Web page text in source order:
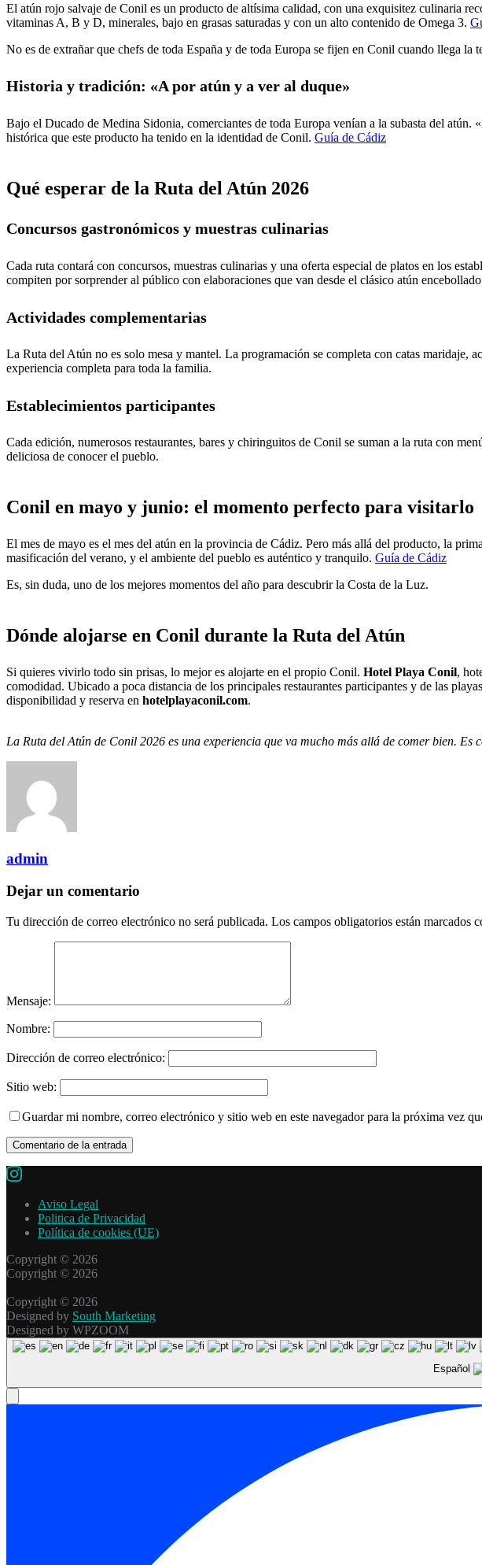
El atún rojo salvaje de Conil es un producto de altísima calidad, con una exquisitez culinaria
vitaminas A, B y D, minerales, bajo en grasas saturadas y con un alto contenido de Omega 3.
No es de extrañar que chefs de toda España y de toda Europa se fijen en Conil cuando llega
Historia y tradición: «A por atún y a ver al duque»
Bajo el Ducado de Medina Sidonia, comerciantes de toda Europa venían a la subasta del
histórica que este producto ha tenido en la identidad de Conil. Guía de Cádiz
Qué esperar de la Ruta del Atún 2026
Concursos gastronómicos y muestras culinarias
Cada ruta contará con concursos, muestras culinarias y una oferta especial de platos en los
compiten por sorprender al público con elaboraciones que van desde el clásico atún
Actividades complementarias
La Ruta del Atún no es solo mesa y mantel. La programación se completa con catas maridaje,
experiencia completa para toda la familia.
Establecimientos participantes
Cada edición, numerosos restaurantes, bares y chiringuitos de Conil se suman a la ruta con
deliciosa de conocer el pueblo.
Conil en mayo y junio: el momento perfecto para visitarlo
El mes de mayo es el mes del atún en la provincia de Cádiz. Pero más allá del producto, la
masificación del verano, y el ambiente del pueblo es auténtico y tranquilo. Guía de Cádiz
Es, sin duda, uno de los mejores momentos del año para descubrir la Costa de la Luz.
Dónde alojarse en Conil durante la Ruta del Atún
Si quieres vivirlo todo sin prisas, lo mejor es alojarte en el propio Conil. Hotel Playa Conil,
comodidad. Ubicado a poca distancia de los principales restaurantes participantes y de las
disponibilidad y reserva en hotelplayaconil.com.
La Ruta del Atún de Conil 2026 es una experiencia que va mucho más allá de comer bien.
admin
Dejar un comentario
Tu dirección de correo electrónico no será publicada. Los campos obligatorios están marcados
Mensaje:
Nombre:
Dirección de correo electrónico:
Sitio web:
Guardar mi nombre, correo electrónico y sitio web en este navegador para la próxima vez
Aviso Legal
Politica de Privacidad
Política de cookies (UE)
Copyright © 2026
Copyright © 2026
Copyright © 2026
Designed by South Marketing
Designed by WPZOOM
Español